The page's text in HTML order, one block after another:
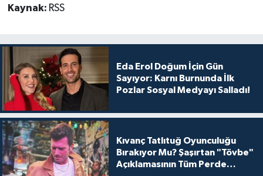
Kaynak: RSS
Eda Erol Doğum İçin Gün
Sayıyor: Karnı Burnunda İlk
Pozlar Sosyal Medyayı Salladı!
Kıvanç Tatlıtuğ Oyunculuğu
Bırakıyor Mu? Şaşırtan "Tövbe"
Açıklamasının Tüm Perde